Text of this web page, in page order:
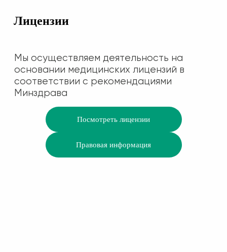
Лицензии
Мы осуществляем деятельность на
основании медицинских лицензий в
соответствии с рекомендациями
Минздрава
Посмотреть лицензии
Правовая информация